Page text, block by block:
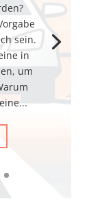
sein.
in
um